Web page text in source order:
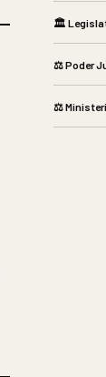
🏛️
⚖️ Poder
⚖️